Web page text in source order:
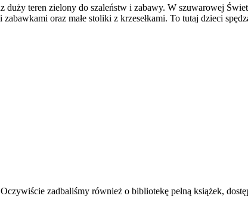
duży teren zielony do szaleństw i zabawy. W szuwarowej
oraz małe stoliki z krzesełkami. To tutaj dzieci
zadbaliśmy również o bibliotekę pełną książek,